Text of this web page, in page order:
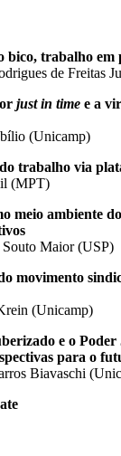
bico, trabalho
de Freitas
just in time e a
(Unicamp)
trabalho via
(MPT)
meio ambiente
Maior (USP)
movimento
(Unicamp)
e o
para o
Biavaschi